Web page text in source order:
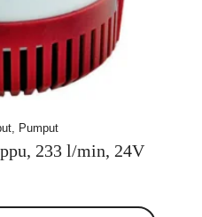
Pumput
233 l/min, 24V